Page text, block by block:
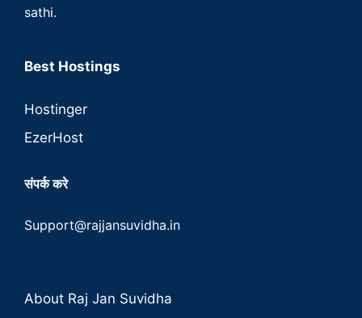
sathi.
Best Hostings
Hostinger
EzerHost
संपर्क करे
Support@rajjansuvidha.in
About Raj Jan Suvidha